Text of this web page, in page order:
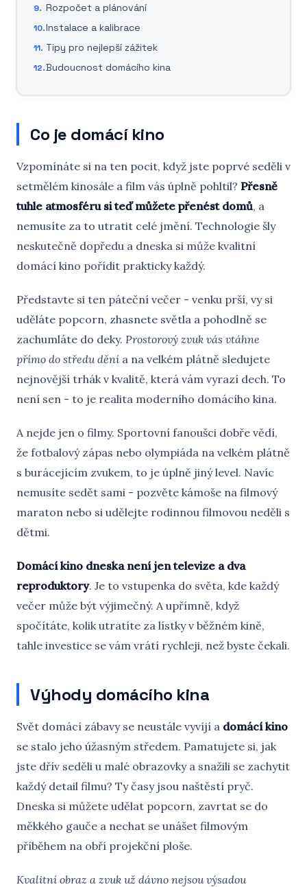
Rozpočet a plánování
Instalace a kalibrace
Tipy pro nejlepší zážitek
Budoucnost domácího kina
Co je domácí kino
Vzpomínáte si na ten pocit, když jste poprvé seděli v
setmělém kinosále a film vás úplně pohltil? Přesně
tuhle atmosféru si teď můžete přenést domů, a
nemusíte za to utratit celé jmění. Technologie šly
neskutečně dopředu a dneska si může kvalitní
domácí kino pořídit prakticky každý.
Představte si ten páteční večer - venku prší, vy si
uděláte popcorn, zhasnete světla a pohodlně se
zachumláte do deky. Prostorový zvuk vás vtáhne
přímo do středu dění a na velkém plátně sledujete
nejnovější trhák v kvalitě, která vám vyrazí dech. To
není sen - to je realita moderního domácího kina.
A nejde jen o filmy. Sportovní fanoušci dobře vědí,
že fotbalový zápas nebo olympiáda na velkém plátně
s burácejícím zvukem, to je úplně jiný level. Navíc
nemusíte sedět sami - pozvěte kámoše na filmový
maraton nebo si udělejte rodinnou filmovou neděli s
dětmi.
Domácí kino dneska není jen televize a dva
reproduktory. Je to vstupenka do světa, kde každý
večer může být výjimečný. A upřímně, když
spočítáte, kolik utratíte za lístky v běžném kině,
tahle investice se vám vrátí rychleji, než byste čekali.
Výhody domácího kina
Svět domácí zábavy se neustále vyvíjí a domácí kino
se stalo jeho úžasným středem. Pamatujete si, jak
jste dřív seděli u malé obrazovky a snažili se zachytit
každý detail filmu? Ty časy jsou naštěstí pryč.
Dneska si můžete udělat popcorn, zavrtat se do
měkkého gauče a nechat se unášet filmovým
příběhem na obří projekční ploše.
Kvalitní obraz a zvuk už dávno nejsou výsadou